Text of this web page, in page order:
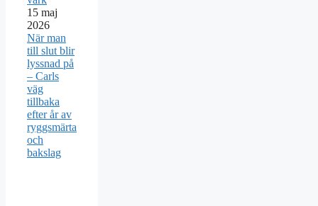
15 maj
2026
När man
till slut blir
lyssnad på
– Carls
väg
tillbaka
efter år av
ryggsmärta
och
bakslag